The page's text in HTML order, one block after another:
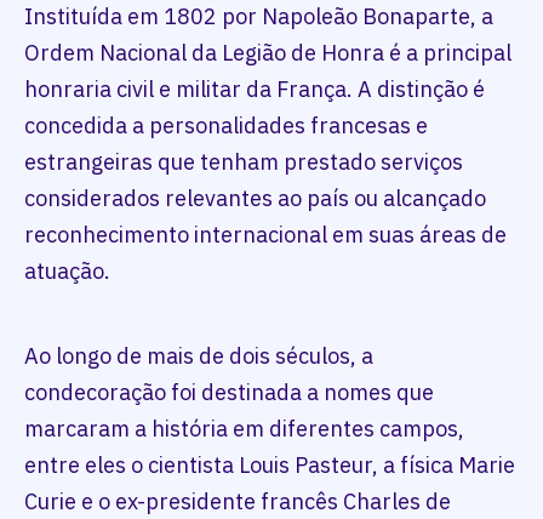
Instituída em 1802 por Napoleão Bonaparte, a
Ordem Nacional da Legião de Honra é a principal
honraria civil e militar da França. A distinção é
concedida a personalidades francesas e
estrangeiras que tenham prestado serviços
considerados relevantes ao país ou alcançado
reconhecimento internacional em suas áreas de
atuação.
Ao longo de mais de dois séculos, a
condecoração foi destinada a nomes que
marcaram a história em diferentes campos,
entre eles o cientista Louis Pasteur, a física Marie
Curie e o ex-presidente francês Charles de